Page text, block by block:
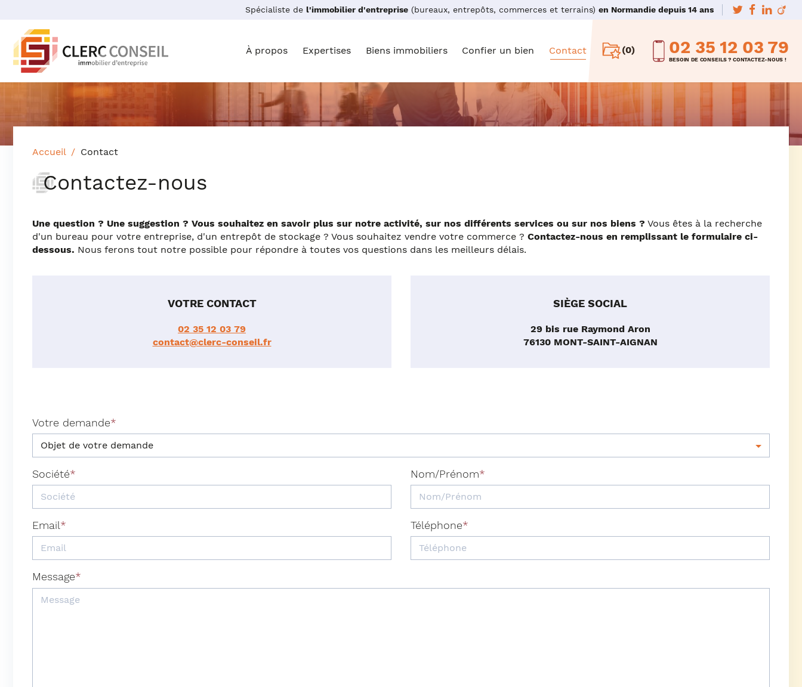
Spécialiste de l'immobilier d'entreprise(bureaux, entrepôts, commerces et terrains) en Normandie depuis 14 ans
À propos Expertises Biens immobiliers Confier un bien Contact (0) 02 35 12 03 79
BESOIN DE CONSEILS ? CONTACTEZ-NOUS !
Localisation
Accueil Contact
Contactez-nous
Une question ? Une suggestion ? Vous souhaitez en savoir plus sur notre activité, sur nos différents services ou sur nos biens ? Vous êtes à la recherche
d'un bureau pour votre entreprise, d'un entrepôt de stockage ? Vous souhaitez vendre votre commerce ? Contactez-nous en remplissant le formulaire ci-
dessous. Nous ferons tout notre possible pour répondre à toutes vos questions dans les meilleurs délais.
VOTRE CONTACT
02 35 12 03 79
contact@clerc-conseil.fr
SIÈGE SOCIAL
29 bis rue Raymond Aron
76130 MONT-SAINT-AIGNAN
Votre demande
Société Nom/Prénom
Email Téléphone
Message